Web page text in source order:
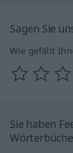
Sagen Sie
Wie gefällt
Sie haben